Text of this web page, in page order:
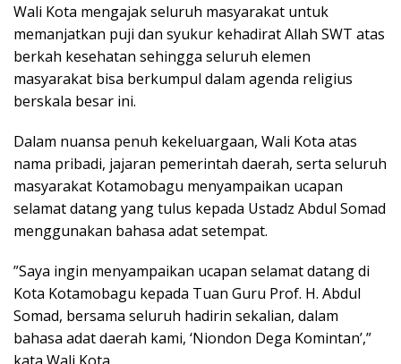
​Wali Kota mengajak seluruh masyarakat untuk
memanjatkan puji dan syukur kehadirat Allah SWT atas
berkah kesehatan sehingga seluruh elemen
masyarakat bisa berkumpul dalam agenda religius
berskala besar ini.
​Dalam nuansa penuh kekeluargaan, Wali Kota atas
nama pribadi, jajaran pemerintah daerah, serta seluruh
masyarakat Kotamobagu menyampaikan ucapan
selamat datang yang tulus kepada Ustadz Abdul Somad
menggunakan bahasa adat setempat.
”Saya ingin menyampaikan ucapan selamat datang di
Kota Kotamobagu kepada Tuan Guru Prof. H. Abdul
Somad, bersama seluruh hadirin sekalian, dalam
bahasa adat daerah kami, ‘Niondon Dega Komintan’,”